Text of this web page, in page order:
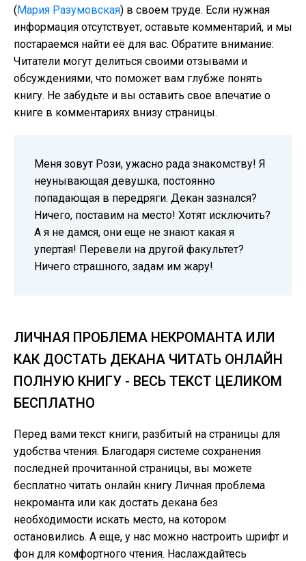
(Мария Разумовская) в своем труде. Если нужная
информация отсутствует, оставьте комментарий, и мы
постараемся найти её для вас. Обратите внимание:
Читатели могут делиться своими отзывами и
обсуждениями, что поможет вам глубже понять
книгу. Не забудьте и вы оставить свое впечатие о
книге в комментариях внизу страницы.
Меня зовут Рози, ужасно рада знакомству! Я
неунывающая девушка, постоянно
попадающая в передряги. Декан зазнался?
Ничего, поставим на место! Хотят исключить?
А я не дамся, они еще не знают какая я
упертая! Перевели на другой факультет?
Ничего страшного, задам им жару!
ЛИЧНАЯ ПРОБЛЕМА НЕКРОМАНТА ИЛИ
КАК ДОСТАТЬ ДЕКАНА ЧИТАТЬ ОНЛАЙН
ПОЛНУЮ КНИГУ - ВЕСЬ ТЕКСТ ЦЕЛИКОМ
БЕСПЛАТНО
Перед вами текст книги, разбитый на страницы для
удобства чтения. Благодаря системе сохранения
последней прочитанной страницы, вы можете
бесплатно читать онлайн книгу Личная проблема
некроманта или как достать декана без
необходимости искать место, на котором
остановились. А еще, у нас можно настроить шрифт и
фон для комфортного чтения. Наслаждайтесь